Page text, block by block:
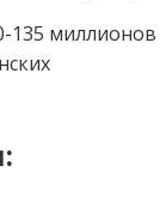
135 миллионов